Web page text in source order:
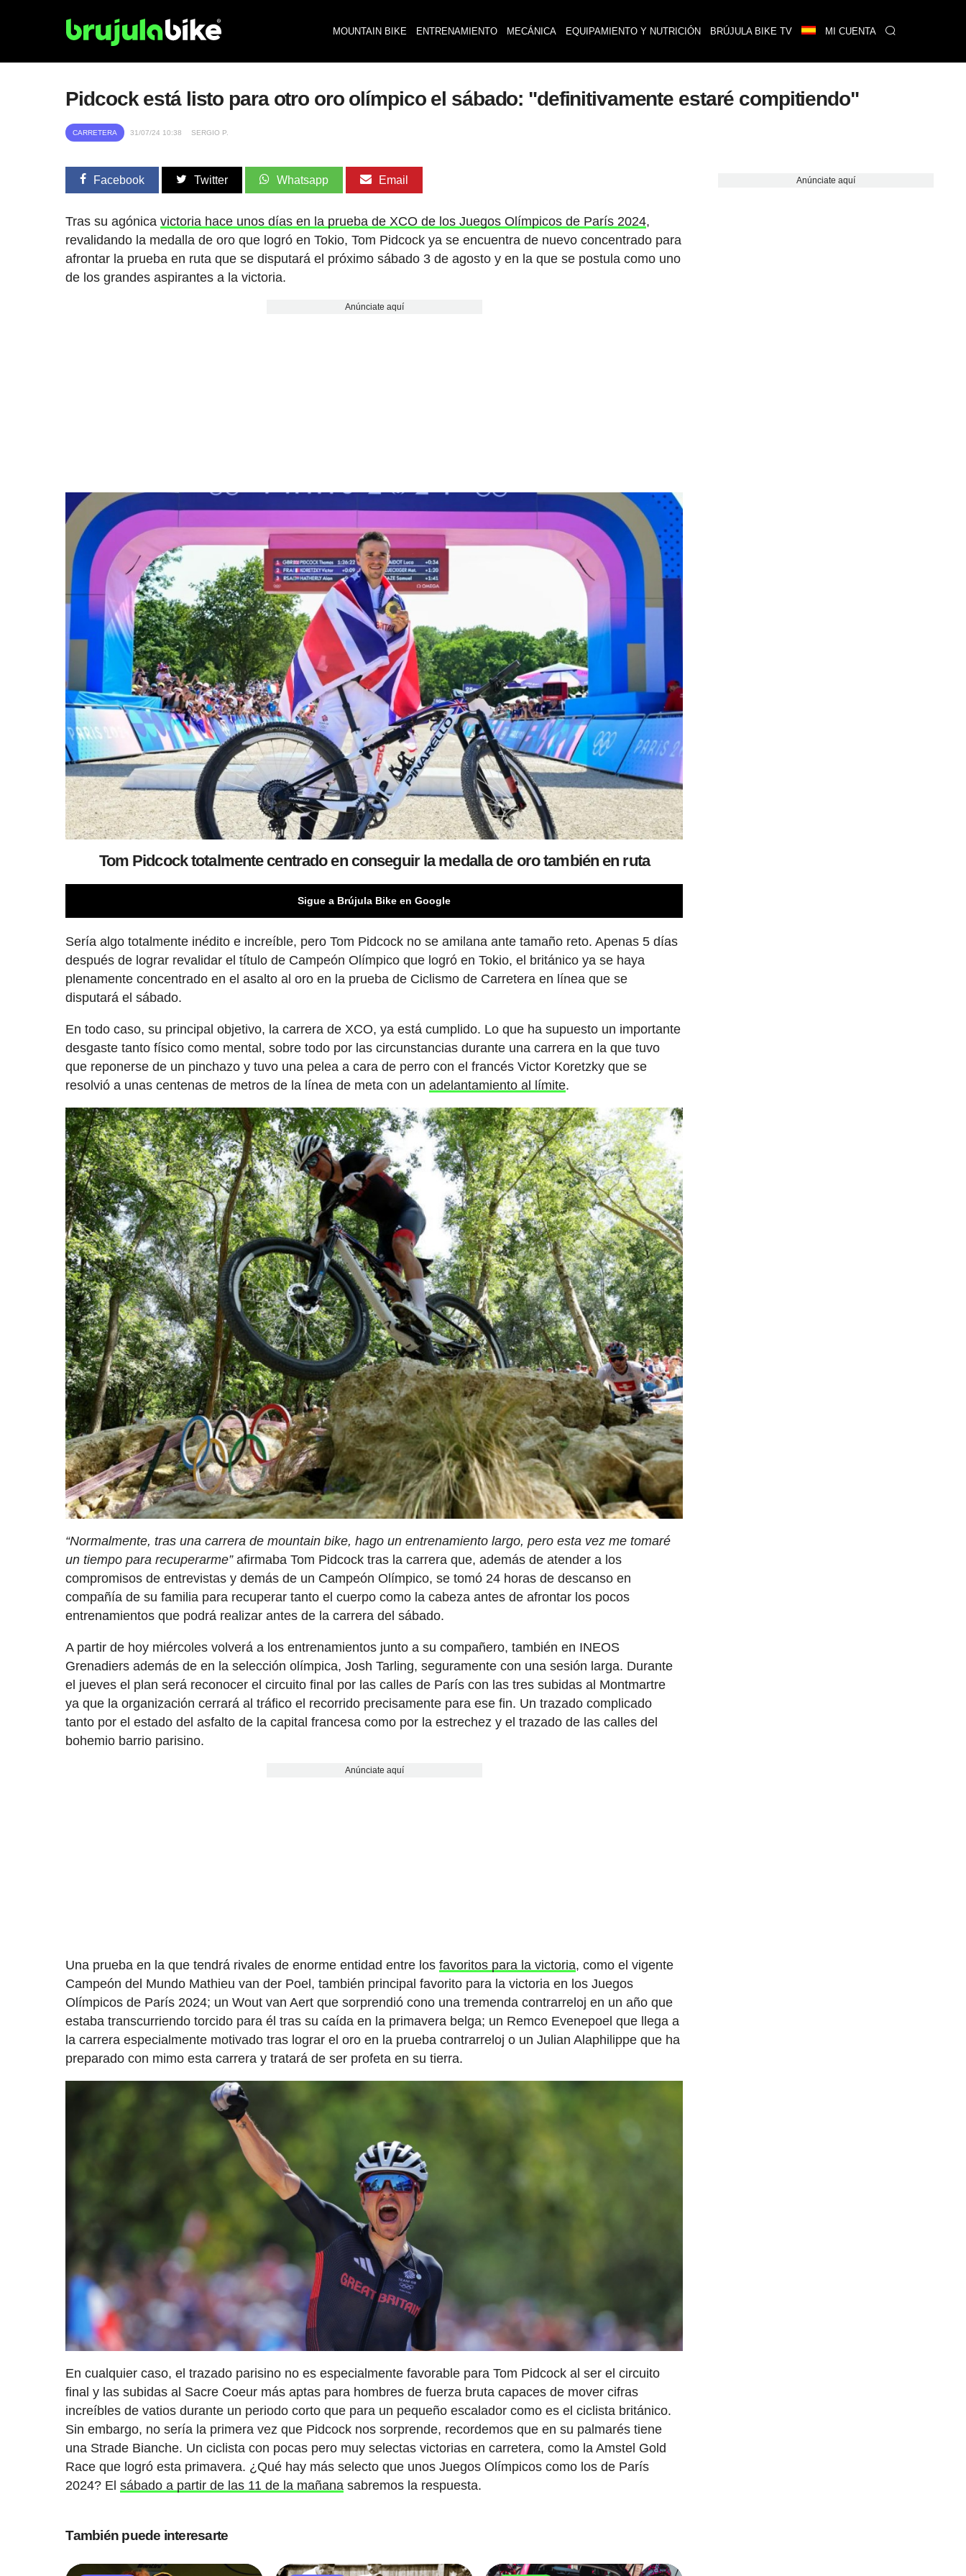
MOUNTAIN BIKE ENTRENAMIENTO MECÁNICA EQUIPAMIENTO Y NUTRICIÓN BRÚJULA BIKE TV MI CUENTA
Pidcock está listo para otro oro olímpico el sábado: "definitivamente estaré compitiendo"
CARRETERA 31/07/24 10:38 SERGIO P.
Facebook Twitter Whatsapp Email
Tras su agónicavictoria hace unos días en la prueba de XCO de los Juegos Olímpicos de París 2024,
revalidando la medalla de oro que logró en Tokio, Tom Pidcock ya se encuentra de nuevo concentrado para
afrontar la prueba en ruta que se disputará el próximo sábado 3 de agosto y en la que se postula como uno
de los grandes aspirantes a la victoria.
Anúnciate aquí
Tom Pidcock totalmente centrado en conseguir la medalla de oro también en ruta
Sigue a Brújula Bike en Google
Sería algo totalmente inédito e increíble, pero Tom Pidcock no se amilana ante tamaño reto. Apenas 5 días
después de lograr revalidar el título de Campeón Olímpico que logró en Tokio, el británico ya se haya
plenamente concentrado en el asalto al oro en la prueba de Ciclismo de Carretera en línea que se
disputará el sábado.
En todo caso, su principal objetivo, la carrera de XCO, ya está cumplido. Lo que ha supuesto un importante
desgaste tanto físico como mental, sobre todo por las circunstancias durante una carrera en la que tuvo
que reponerse de un pinchazo y tuvo una pelea a cara de perro con el francés Victor Koretzky que se
resolvió a unas centenas de metros de la línea de meta con unadelantamiento al límite.
“Normalmente, tras una carrera de mountain bike, hago un entrenamiento largo, pero esta vez me tomaré
un tiempo para recuperarme”afirmaba Tom Pidcock tras la carrera que, además de atender a los
compromisos de entrevistas y demás de un Campeón Olímpico, se tomó 24 horas de descanso en
compañía de su familia para recuperar tanto el cuerpo como la cabeza antes de afrontar los pocos
entrenamientos que podrá realizar antes de la carrera del sábado.
A partir de hoy miércoles volverá a los entrenamientos junto a su compañero, también en INEOS
Grenadiers además de en la selección olímpica, Josh Tarling, seguramente con una sesión larga. Durante
el jueves el plan será reconocer el circuito final por las calles de París con las tres subidas al Montmartre
ya que la organización cerrará al tráfico el recorrido precisamente para ese fin. Un trazado complicado
tanto por el estado del asfalto de la capital francesa como por la estrechez y el trazado de las calles del
bohemio barrio parisino.
Anúnciate aquí
Una prueba en la que tendrá rivales de enorme entidad entre losfavoritos para la victoria, como el vigente
Campeón del Mundo Mathieu van der Poel, también principal favorito para la victoria en los Juegos
Olímpicos de París 2024; un Wout van Aert que sorprendió cono una tremenda contrarreloj en un año que
estaba transcurriendo torcido para él tras su caída en la primavera belga; un Remco Evenepoel que llega a
la carrera especialmente motivado tras lograr el oro en la prueba contrarreloj o un Julian Alaphilippe que ha
preparado con mimo esta carrera y tratará de ser profeta en su tierra.
En cualquier caso, el trazado parisino no es especialmente favorable para Tom Pidcock al ser el circuito
final y las subidas al Sacre Coeur más aptas para hombres de fuerza bruta capaces de mover cifras
increíbles de vatios durante un periodo corto que para un pequeño escalador como es el ciclista británico.
Sin embargo, no sería la primera vez que Pidcock nos sorprende, recordemos que en su palmarés tiene
una Strade Bianche. Un ciclista con pocas pero muy selectas victorias en carretera, como la Amstel Gold
Race que logró esta primavera. ¿Qué hay más selecto que unos Juegos Olímpicos como los de París
2024? Elsábado a partir de las 11 de la mañana sabremos la respuesta.
También puede interesarte
Anúnciate aquí